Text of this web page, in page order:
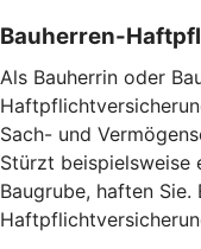
Bauherren-
Als Bauherrin oder
Sach- und
Stürzt beispielsweise
Baugrube, haften Sie.